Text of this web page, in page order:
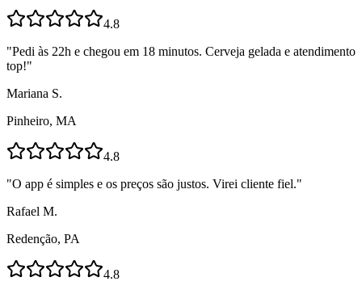
4.8
"Pedi às 22h e chegou em 18 minutos. Cerveja gelada e atendimento
top!"
Mariana S.
Pinheiro, MA
4.8
"O app é simples e os preços são justos. Virei cliente fiel."
Rafael M.
Redenção, PA
4.8